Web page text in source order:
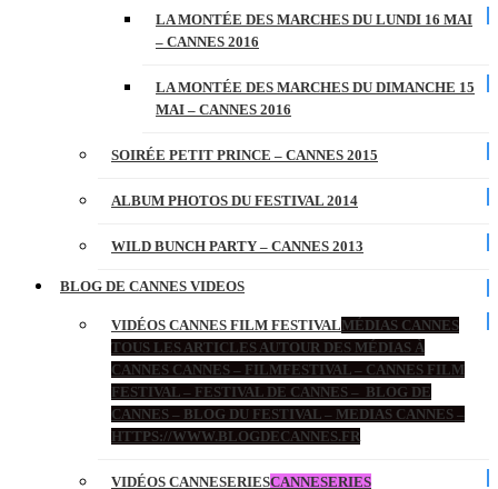
LA MONTÉE DES MARCHES DU LUNDI 16 MAI
– CANNES 2016
LA MONTÉE DES MARCHES DU DIMANCHE 15
MAI – CANNES 2016
SOIRÉE PETIT PRINCE – CANNES 2015
ALBUM PHOTOS DU FESTIVAL 2014
WILD BUNCH PARTY – CANNES 2013
BLOG DE CANNES VIDEOS
VIDÉOS CANNES FILM FESTIVALMÉDIAS CANNES
TOUS LES ARTICLES AUTOUR DES MÉDIAS À
CANNES CANNES – FILMFESTIVAL – CANNES FILM
FESTIVAL – FESTIVAL DE CANNES – BLOG DE
CANNES – BLOG DU FESTIVAL – MEDIAS CANNES –
HTTPS://WWW.BLOGDECANNES.FR
VIDÉOS CANNESERIESCANNESERIES